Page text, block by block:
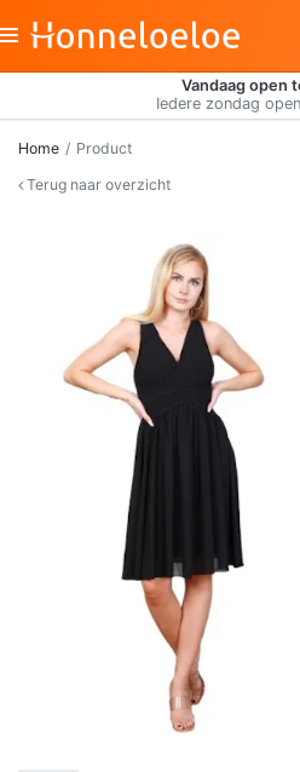
Vandaag open
Iedere zondag
Home
Product
Terug naar overzicht